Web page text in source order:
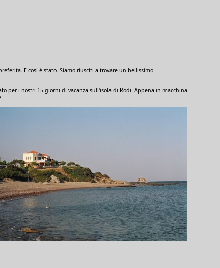
E così è stato. Siamo riusciti a trovare un bellissimo
per i nostri 15 giorni di vacanza sull'isola di Rodi. Appena in macchina